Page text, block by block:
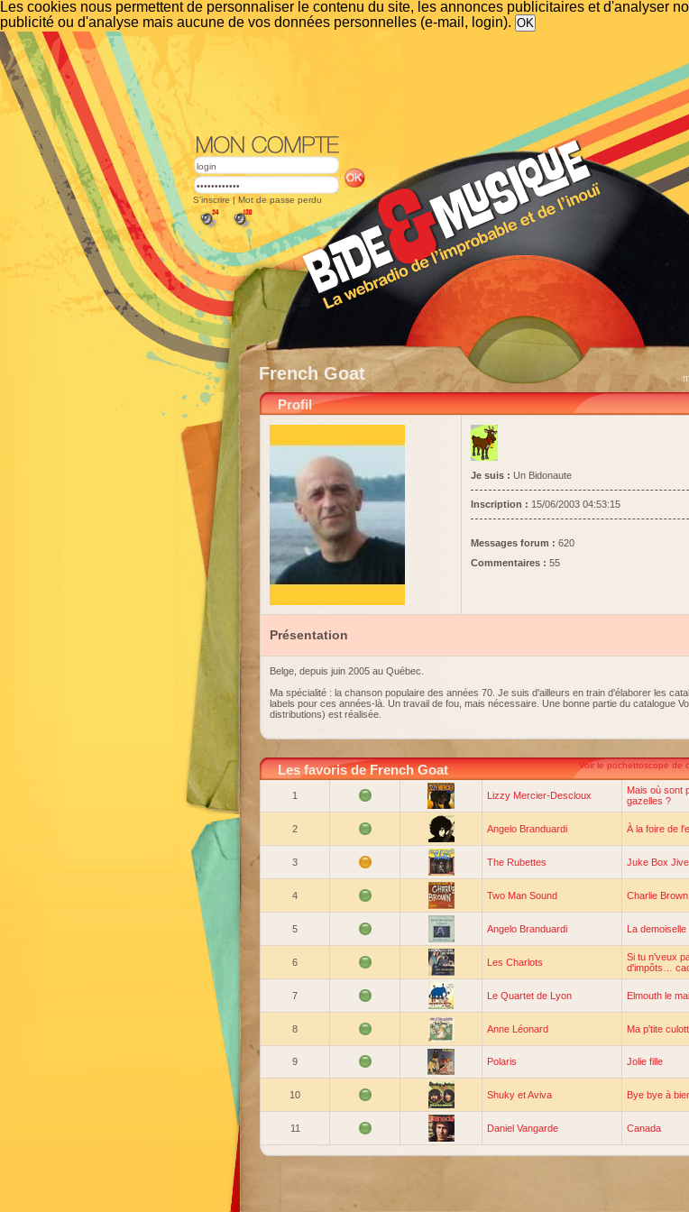
Les cookies nous permettent de personnaliser le contenu du site, les annonces publicitaires et d'analyser
publicité ou d'analyse mais aucune de vos données personnelles (e-mail, login).
S'inscrire | Mot de passe perdu
French Goat
Profil
Je suis : Un Bidonaute
Inscription : 15/06/2003 04:53:15
Messages forum : 620
Commentaires : 55
Présentation
Belge, depuis juin 2005 au Québec.
Ma spécialité : la chanson populaire des années 70. Je suis d'ailleurs en train d'élaborer les
labels pour ces années-là. Un travail de fou, mais nécessaire. Une bonne partie du catalogue
distributions) est réalisée.
Les favoris de French Goat Voir le pochettoscope de
1 Lizzy Mercier-Descloux
Mais où sont
gazelles ?
2 Angelo Branduardi À la foire de
3 The Rubettes Juke Box Jive
4 Two Man Sound Charlie Brown
5 Angelo Branduardi La demoiselle
6 Les Charlots
Si tu n'veux
d'impôts…
7 Le Quartet de Lyon Elmouth le
8 Anne Léonard Ma p'tite
9 Polaris Jolie fille
10 Shuky et Aviva Bye bye à
11 Daniel Vangarde Canada